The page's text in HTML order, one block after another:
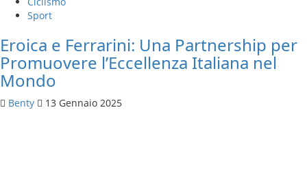
Sport
Eroica e Ferrarini: Una Partnership per
Promuovere l’Eccellenza Italiana nel
Mondo
Benty 13 Gennaio 2025